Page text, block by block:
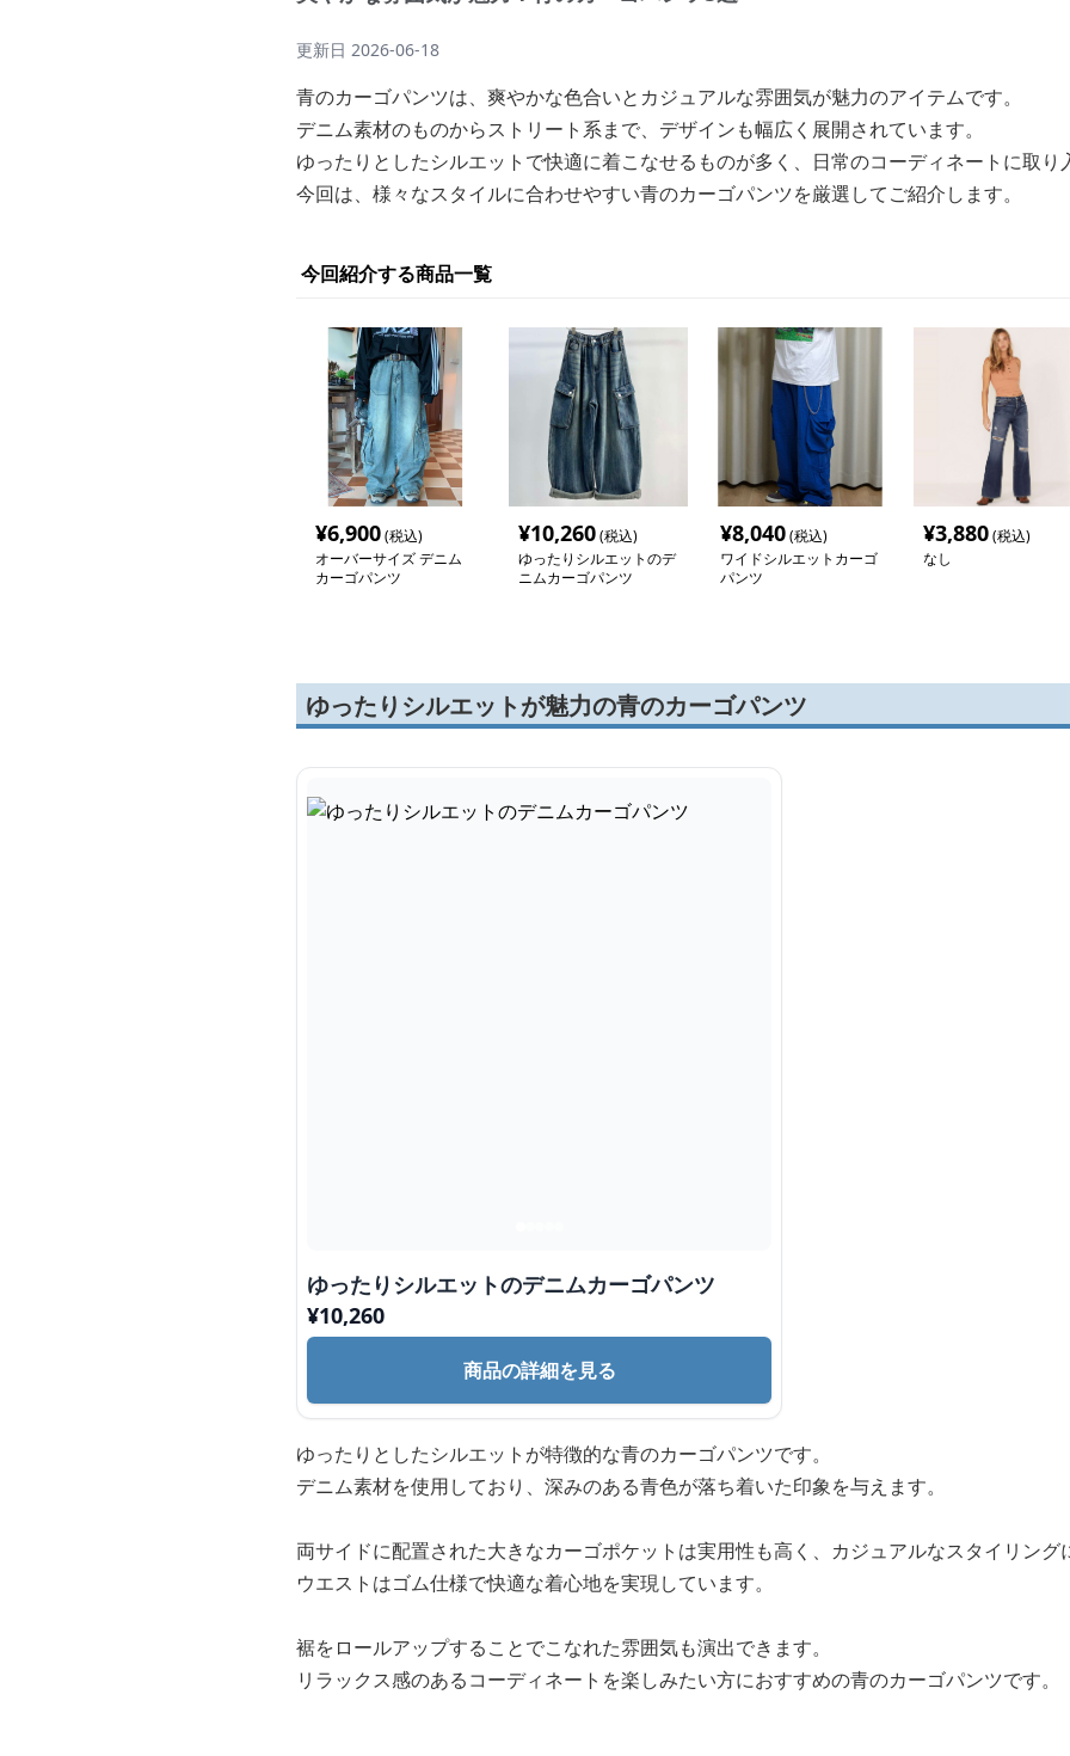
更新日 2026-06-18
青のカーゴパンツは、爽やかな色合いとカジュアルな雰囲気が魅力のアイテムです。
デニム素材のものからストリート系まで、デザインも幅広く展開されています。
ゆったりとしたシルエットで快適に着こなせるものが多く、日常のコーディネートに取り
今回は、様々なスタイルに合わせやすい青のカーゴパンツを厳選してご紹介します。
今回紹介する商品一覧
¥6,900(税込)
オーバーサイズ デニム
カーゴパンツ
¥10,260(税込)
ゆったりシルエットのデ
ニムカーゴパンツ
¥8,040(税込)
ワイドシルエットカーゴ
パンツ
¥3,880(税込)
なし
ゆったりシルエットが魅力の青のカーゴパンツ
ゆったりシルエットのデニムカーゴパンツ
¥10,260
商品の詳細を見る
ゆったりとしたシルエットが特徴的な青のカーゴパンツです。
デニム素材を使用しており、深みのある青色が落ち着いた印象を与えます。
両サイドに配置された大きなカーゴポケットは実用性も高く、カジュアルなスタイリング
ウエストはゴム仕様で快適な着心地を実現しています。
裾をロールアップすることでこなれた雰囲気も演出できます。
リラックス感のあるコーディネートを楽しみたい方におすすめの青のカーゴパンツです。